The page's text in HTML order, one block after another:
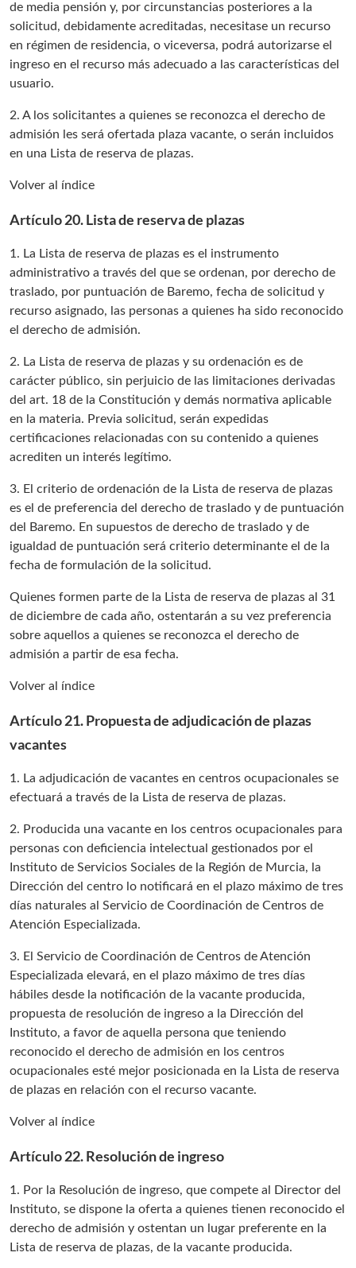
de media pensión y, por circunstancias posteriores a la
solicitud, debidamente acreditadas, necesitase un recurso
en régimen de residencia, o viceversa, podrá autorizarse el
ingreso en el recurso más adecuado a las características del
usuario.
2. A los solicitantes a quienes se reconozca el derecho de
admisión les será ofertada plaza vacante, o serán incluidos
en una Lista de reserva de plazas.
Volver al índice
Artículo 20. Lista de reserva de plazas
1. La Lista de reserva de plazas es el instrumento
administrativo a través del que se ordenan, por derecho de
traslado, por puntuación de Baremo, fecha de solicitud y
recurso asignado, las personas a quienes ha sido reconocido
el derecho de admisión.
2. La Lista de reserva de plazas y su ordenación es de
carácter público, sin perjuicio de las limitaciones derivadas
del art. 18 de la Constitución y demás normativa aplicable
en la materia. Previa solicitud, serán expedidas
certificaciones relacionadas con su contenido a quienes
acrediten un interés legítimo.
3. El criterio de ordenación de la Lista de reserva de plazas
es el de preferencia del derecho de traslado y de puntuación
del Baremo. En supuestos de derecho de traslado y de
igualdad de puntuación será criterio determinante el de la
fecha de formulación de la solicitud.
Quienes formen parte de la Lista de reserva de plazas al 31
de diciembre de cada año, ostentarán a su vez preferencia
sobre aquellos a quienes se reconozca el derecho de
admisión a partir de esa fecha.
Volver al índice
Artículo 21. Propuesta de adjudicación de plazas
vacantes
1. La adjudicación de vacantes en centros ocupacionales se
efectuará a través de la Lista de reserva de plazas.
2. Producida una vacante en los centros ocupacionales para
personas con deficiencia intelectual gestionados por el
Instituto de Servicios Sociales de la Región de Murcia, la
Dirección del centro lo notificará en el plazo máximo de tres
días naturales al Servicio de Coordinación de Centros de
Atención Especializada.
3. El Servicio de Coordinación de Centros de Atención
Especializada elevará, en el plazo máximo de tres días
hábiles desde la notificación de la vacante producida,
propuesta de resolución de ingreso a la Dirección del
Instituto, a favor de aquella persona que teniendo
reconocido el derecho de admisión en los centros
ocupacionales esté mejor posicionada en la Lista de reserva
de plazas en relación con el recurso vacante.
Volver al índice
Artículo 22. Resolución de ingreso
1. Por la Resolución de ingreso, que compete al Director del
Instituto, se dispone la oferta a quienes tienen reconocido el
derecho de admisión y ostentan un lugar preferente en la
Lista de reserva de plazas, de la vacante producida.